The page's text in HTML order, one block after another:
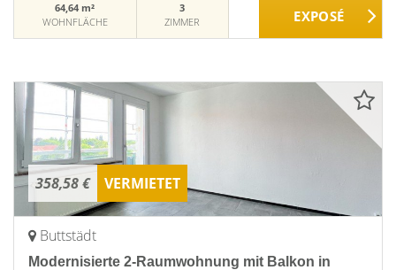
64,64 m²
WOHNFLÄCHE
3
ZIMMER
358,58 € VERMIETET
Buttstädt
Modernisierte 2-Raumwohnung mit Balkon in